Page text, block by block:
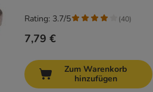
7,79 €
Rating: 3.7/5 (40)
Zum Warenkorb
hinzufügen